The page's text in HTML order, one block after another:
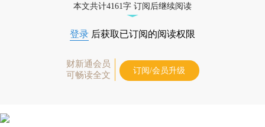
本文共计4161字 订阅后继续阅读
登录 后获取已订阅的阅读权限
财新通会员
可畅读全文
订阅/会员升级